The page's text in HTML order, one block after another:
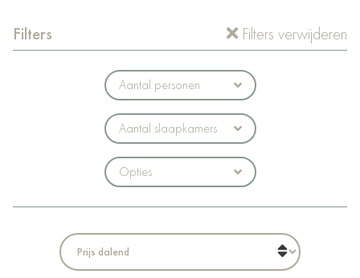
Filters Filters verwijderen
Aantal personen
Aantal slaapkamers
Opties